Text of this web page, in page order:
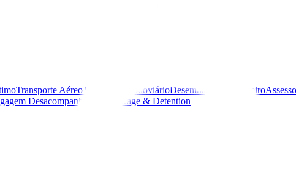
Transporte AéreoTransporte RodoviárioDesembaraço Aduaneiro
Desacompanhada
Demurrage & Detention